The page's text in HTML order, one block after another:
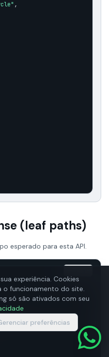
,
(leaf paths)
esperado para esta API.
,
true when the upstream
experiência. Cookies
o funcionamento do site.
só são ativados com seu
preferências